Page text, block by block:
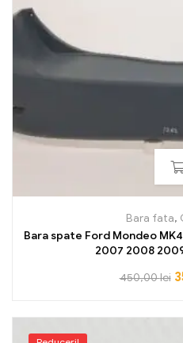
Bara fata,
Bara spate Ford Mondeo MK4
2007 2008
450,00lei